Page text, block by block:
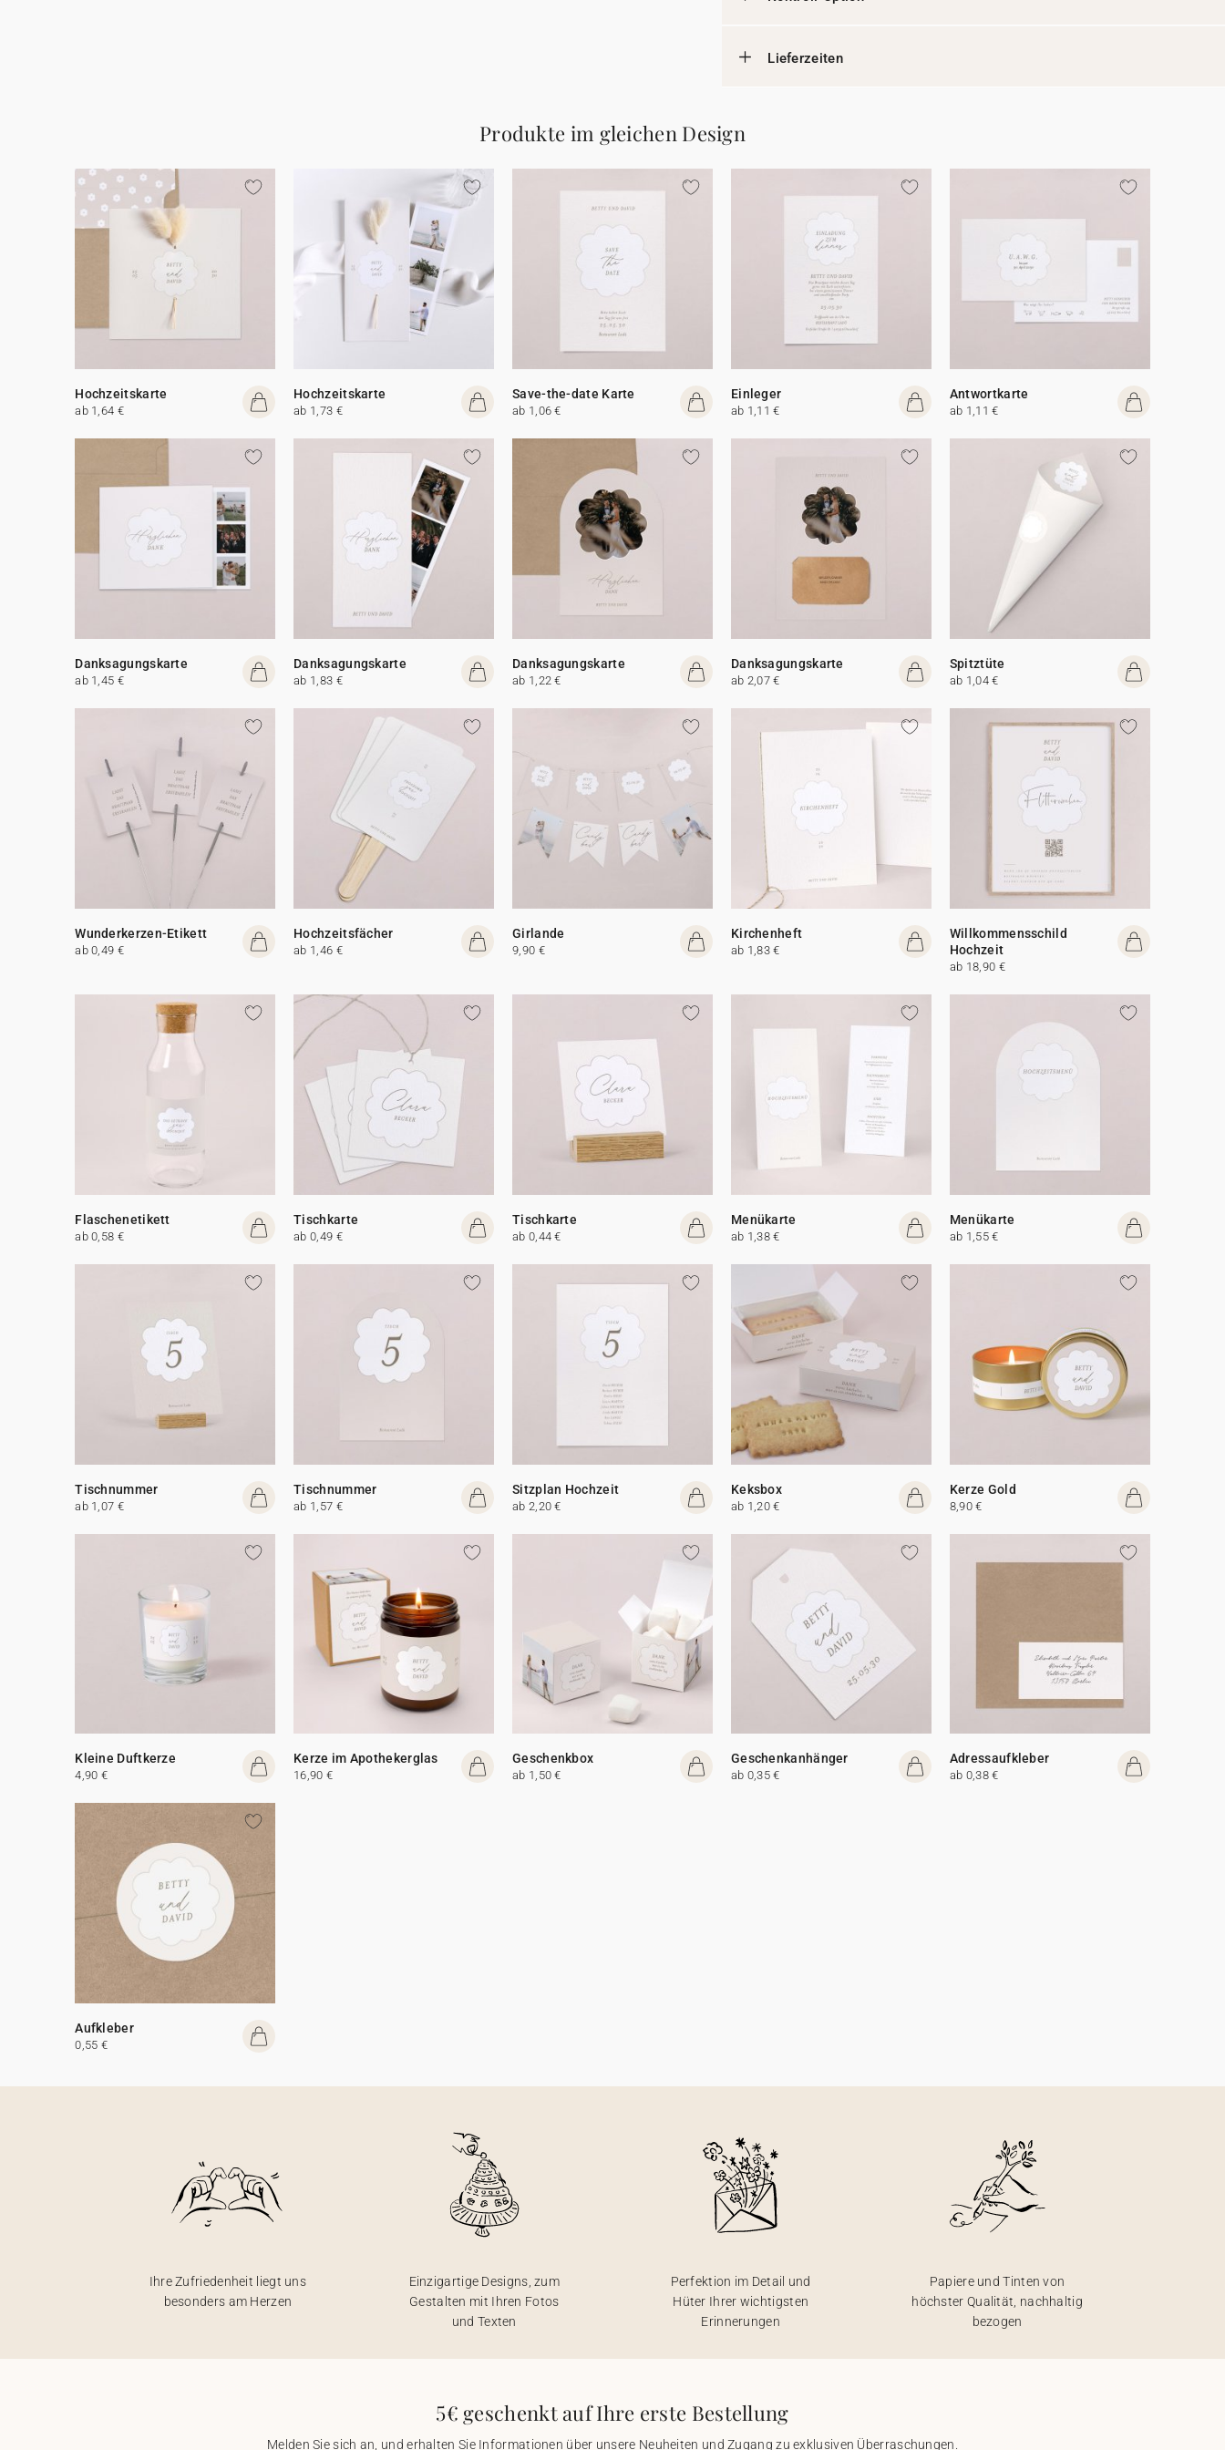
Lieferzeiten
Produkte im gleichen Design
Hochzeitskarte
ab 1,64 €
Hochzeitskarte
ab 1,73 €
Save-the-date Karte
ab 1,06 €
Einleger
ab 1,11 €
Antwortkarte
ab 1,11 €
Danksagungskarte
ab 1,45 €
Danksagungskarte
ab 1,83 €
Danksagungskarte
ab 1,22 €
Danksagungskarte
ab 2,07 €
Spitztüte
ab 1,04 €
Wunderkerzen-Etikett
ab 0,49 €
Hochzeitsfächer
ab 1,46 €
Girlande
9,90 €
Kirchenheft
ab 1,83 €
Willkommensschild
Hochzeit
ab 18,90 €
Flaschenetikett
ab 0,58 €
Tischkarte
ab 0,49 €
Tischkarte
ab 0,44 €
Menükarte
ab 1,38 €
Menükarte
ab 1,55 €
Tischnummer
ab 1,07 €
Tischnummer
ab 1,57 €
Sitzplan Hochzeit
ab 2,20 €
Keksbox
ab 1,20 €
Kerze Gold
8,90 €
Kleine Duftkerze
4,90 €
Kerze im Apothekerglas
16,90 €
Geschenkbox
ab 1,50 €
Geschenkanhänger
ab 0,35 €
Adressaufkleber
ab 0,38 €
Aufkleber
0,55 €
Ihre Zufriedenheit liegt uns
besonders am Herzen
Einzigartige Designs, zum
Gestalten mit Ihren Fotos
und Texten
Perfektion im Detail und
Hüter Ihrer wichtigsten
Erinnerungen
Papiere und Tinten von
höchster Qualität, nachhaltig
bezogen
5€ geschenkt auf Ihre erste Bestellung
Melden Sie sich an, und erhalten Sie Informationen über unsere Neuheiten und Zugang zu exklusiven Überraschungen.